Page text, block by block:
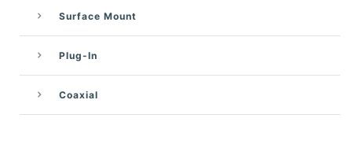
Surface Mount
Plug-In
Coaxial